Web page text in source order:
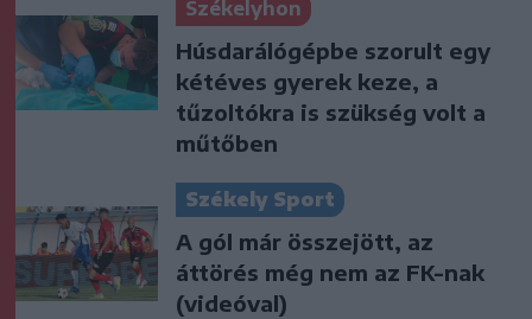
Székelyhon
Húsdarálógépbe szorult egy
kétéves gyerek keze, a
tűzoltókra is szükség volt a
műtőben
Székely Sport
A gól már összejött, az
áttörés még nem az FK-nak
(videóval)